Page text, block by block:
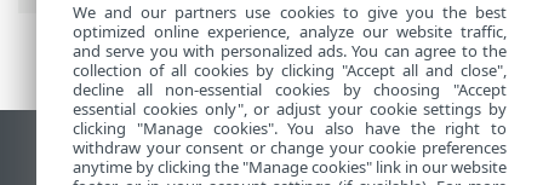
Afficher le site pour ordinateur de bureau
We and our partners use cookies to give you the best
optimized online experience, analyze our website traffic,
and serve you with personalized ads. You can agree to the
collection of all cookies by clicking "Accept all and close",
decline all non-essential cookies by choosing "Accept
essential cookies only", or adjust your cookie settings by
clicking "Manage cookies". You also have the right to
withdraw your consent or change your cookie preferences
anytime by clicking the "Manage cookies" link in our website